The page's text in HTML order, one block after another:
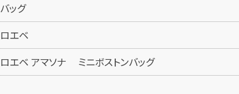
バッグ
ロエベ
ロエベ アマソナ ミニボストンバッグ